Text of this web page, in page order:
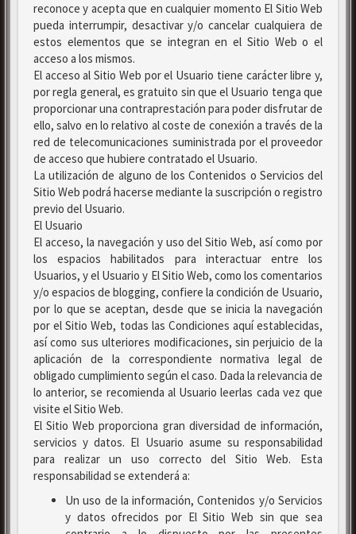
reconoce y acepta que en cualquier momento El Sitio Web
pueda interrumpir, desactivar y/o cancelar cualquiera de
estos elementos que se integran en el Sitio Web o el
acceso a los mismos.
El acceso al Sitio Web por el Usuario tiene carácter libre y,
por regla general, es gratuito sin que el Usuario tenga que
proporcionar una contraprestación para poder disfrutar de
ello, salvo en lo relativo al coste de conexión a través de la
red de telecomunicaciones suministrada por el proveedor
de acceso que hubiere contratado el Usuario.
La utilización de alguno de los Contenidos o Servicios del
Sitio Web podrá hacerse mediante la suscripción o registro
previo del Usuario.
El Usuario
El acceso, la navegación y uso del Sitio Web, así como por
los espacios habilitados para interactuar entre los
Usuarios, y el Usuario y El Sitio Web, como los comentarios
y/o espacios de blogging, confiere la condición de Usuario,
por lo que se aceptan, desde que se inicia la navegación
por el Sitio Web, todas las Condiciones aquí establecidas,
así como sus ulteriores modificaciones, sin perjuicio de la
aplicación de la correspondiente normativa legal de
obligado cumplimiento según el caso. Dada la relevancia de
lo anterior, se recomienda al Usuario leerlas cada vez que
visite el Sitio Web.
El Sitio Web proporciona gran diversidad de información,
servicios y datos. El Usuario asume su responsabilidad
para realizar un uso correcto del Sitio Web. Esta
responsabilidad se extenderá a:
Un uso de la información, Contenidos y/o Servicios
y datos ofrecidos por El Sitio Web sin que sea